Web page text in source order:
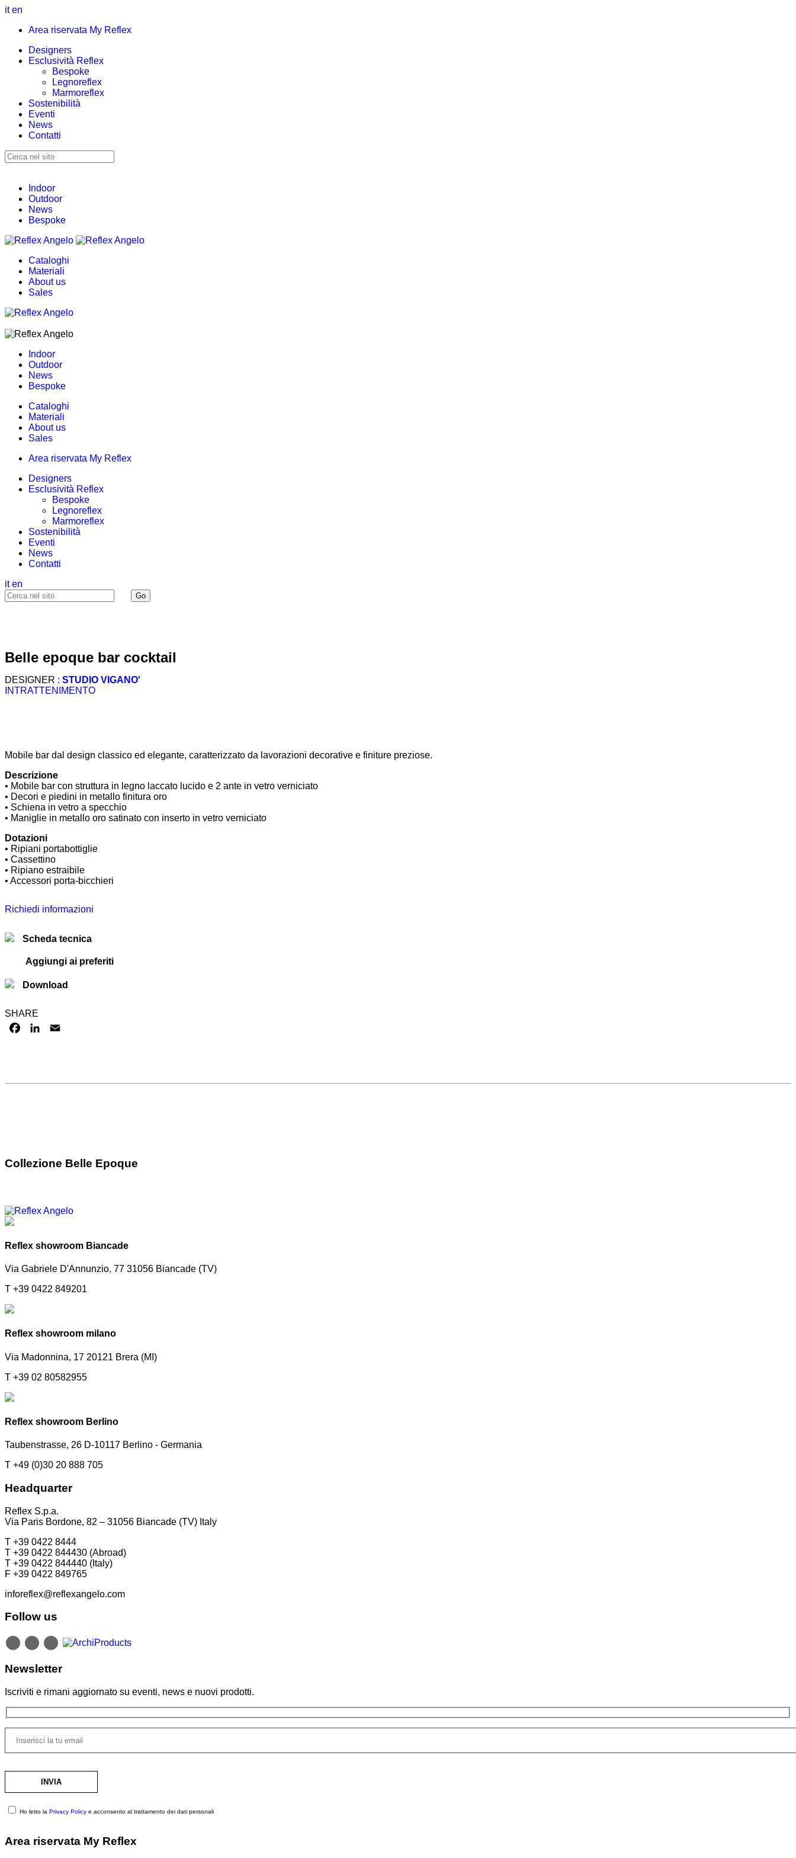
it en
Area riservata My Reflex
Designers
Esclusività Reflex
Bespoke
Legnoreflex
Marmoreflex
Sostenibilità
Eventi
News
Contatti
Indoor
Outdoor
News
Bespoke
Cataloghi
Materiali
About us
Sales
Indoor
Outdoor
News
Bespoke
Cataloghi
Materiali
About us
Sales
Area riservata My Reflex
Designers
Esclusività Reflex
Bespoke
Legnoreflex
Marmoreflex
Sostenibilità
Eventi
News
Contatti
it en
belle epoque bar cocktail
DESIGNER : STUDIO VIGANO'
INTRATTENIMENTO
Mobile bar dal design classico ed elegante, caratterizzato da lavorazioni decorative e finiture preziose.
Descrizione
• Mobile bar con struttura in legno laccato lucido e 2 ante in vetro verniciato
• Decori e piedini in metallo finitura oro
• Schiena in vetro a specchio
• Maniglie in metallo oro satinato con inserto in vetro verniciato
Dotazioni
• Ripiani portabottiglie
• Cassettino
• Ripiano estraibile
• Accessori porta-bicchieri
Richiedi informazioni
Scheda tecnica
Aggiungi ai preferiti
Download
SHARE
FACEBOOK
LINKEDIN
Collezione Belle Epoque
Reflex showroom Biancade
Via Gabriele D'Annunzio, 77 31056 Biancade (TV)
T +39 0422 849201
Reflex showroom milano
Via Madonnina, 17 20121 Brera (MI)
T +39 02 80582955
Reflex showroom Berlino
Taubenstrasse, 26 D-10117 Berlino - Germania
T +49 (0)30 20 888 705
Headquarter
Reflex S.p.a.
Via Paris Bordone, 82 – 31056 Biancade (TV) Italy
T +39 0422 8444
T +39 0422 844430 (Abroad)
T +39 0422 844440 (Italy)
F +39 0422 849765
inforeflex@reflexangelo.com
Follow us
Newsletter
Iscriviti e rimani aggiornato su eventi, news e nuovi prodotti.
Ho letto la Privacy Policy e acconsento al trattamento dei dati personali
Area riservata My Reflex